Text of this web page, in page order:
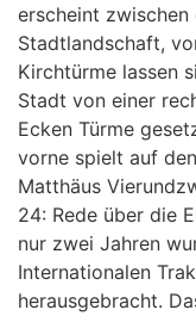
erscheint
Stadtlandschaft,
Kirchtürme lassen
Stadt von einer
Ecken Türme
vorne spielt auf
Matthäus
24: Rede über die
nur zwei Jahren
Internationalen
herausgebracht.